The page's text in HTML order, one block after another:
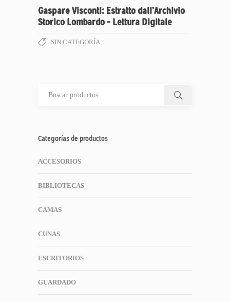
Gaspare Visconti: Estratto dall’Archivio
Storico Lombardo – Lettura Digitale
SIN CATEGORÍA
Categorías de productos
ACCESORIOS
BIBLIOTECAS
CAMAS
CUNAS
ESCRITORIOS
GUARDADO